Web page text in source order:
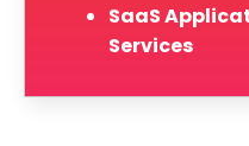
SaaS
Services